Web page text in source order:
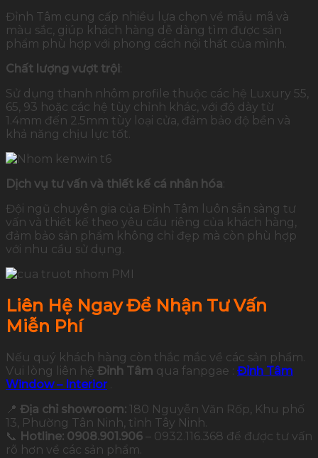
Đỉnh Tâm cung cấp nhiều lựa chọn về mẫu mã và
màu sắc, giúp khách hàng dễ dàng tìm được sản
phẩm phù hợp với phong cách nội thất của mình.
Chất lượng vượt trội :
Sử dụng thanh nhôm profile thuộc các hệ Luxury 55,
65, 93 hoặc các hệ tùy chỉnh khác, với độ dày từ
1.4mm đến 2.5mm tùy loại cửa, đảm bảo độ bền và
khả năng chịu lực tốt.
Dịch vụ tư vấn và thiết kế cá nhân hóa:
Đội ngũ chuyên gia của Đỉnh Tâm luôn sẵn sàng tư
vấn và thiết kế theo yêu cầu riêng của khách hàng,
đảm bảo sản phẩm không chỉ đẹp mà còn phù hợp
với nhu cầu sử dụng.
Liên Hệ Ngay Để Nhận Tư Vấn
Miễn Phí
Nếu quý khách hàng còn thắc mắc về các sản phẩm.
Vui lòng liên hệ Đỉnh Tâm qua fanpgae : Đỉnh Tâm
Window – Interior.
📍 Địa chỉ showroom: 180 Nguyễn Văn Rốp, Khu phố
13, Phường Tân Ninh, tỉnh Tây Ninh.
📞 Hotline: 0908.901.906 – 0932.116.368 để được tư vấn
rõ hơn về các sản phẩm.